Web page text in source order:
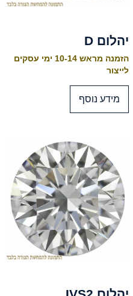
יהלום D
הזמנה מראש 10-14 ימי עסקים
לייצור
מידע נוסף